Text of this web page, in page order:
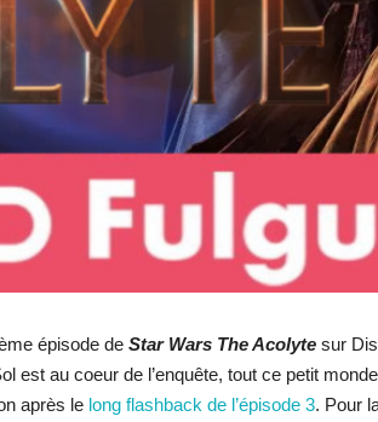
épisode de Star Wars The Acolyte sur
au coeur de l’enquête, tout ce petit
après le long flashback de l’épisode 3. Pour